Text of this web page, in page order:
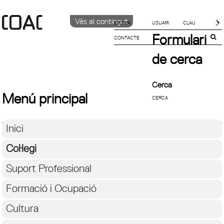
Vés al contingut
IDIOMA
CATALÀ
CONTACTE
Formulari
de cerca
Cerca
Menú principal
Inici
Col·legi
Suport Professional
Formació i Ocupació
Cultura